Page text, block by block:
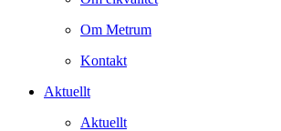
Om Metrum
Kontakt
Aktuellt
Aktuellt